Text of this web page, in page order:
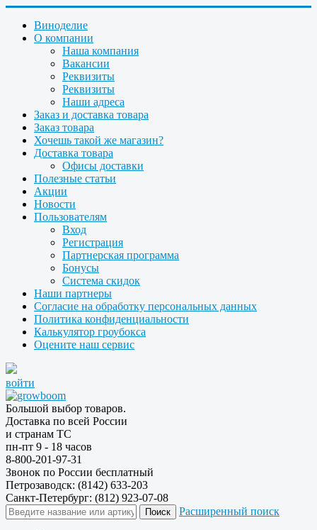
Виноделие
О компании
Наша компания
Вакансии
Реквизиты
Реквизиты
Наши адреса
Заказ и доставка товара
Заказ товара
Хочешь такой же магазин?
Доставка товара
Офисы доставки
Полезные статьи
Акции
Новости
Пользователям
Вход
Регистрация
Партнерская программа
Бонусы
Система скидок
Наши партнеры
Согласие на обработку персональных данных
Политика конфиденциальности
Калькулятор гроубокса
Оцените наш сервис
войти
Большой выбор товаров.
Доставка по всей России
и странам ТС
пн-пт 9 - 18 часов
8-800-201-97-31
Звонок по России бесплатный
Петрозаводск: (8142) 633-203
Санкт-Петербург: (812) 923-07-08
Расширенный поиск